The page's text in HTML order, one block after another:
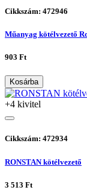
Cikkszám: 472946
Műanyag kötélvezető
903 Ft
Kosárba
+4 kivitel
Cikkszám: 472934
RONSTAN kötélvezető
3 513 Ft